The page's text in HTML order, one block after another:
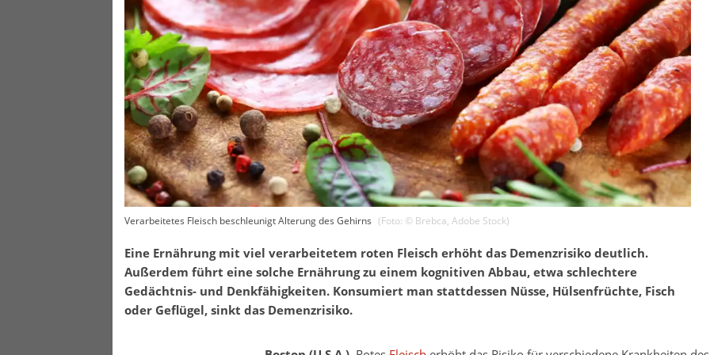
Verarbeitetes Fleisch beschleunigt Alterung des Gehirns (Foto: © Brebca, Adobe Stock)
Eine Ernährung mit viel verarbeitetem roten Fleisch erhöht das Demenzrisiko deutlich.
Außerdem führt eine solche Ernährung zu einem kognitiven Abbau, etwa schlechtere
Gedächtnis- und Denkfähigkeiten. Konsumiert man stattdessen Nüsse, Hülsenfrüchte, Fisch
oder Geflügel, sinkt das Demenzrisiko.